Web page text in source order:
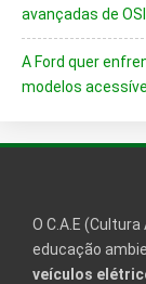
avançadas de
A Ford quer
modelos
O C.A.E
educação
veículos